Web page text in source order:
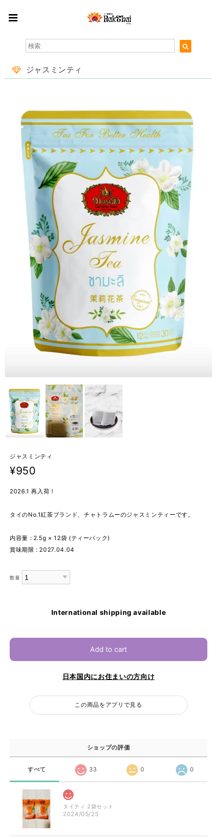
ジャスミンティ
ジャスミンティ
¥950
2026.1 再入荷！
タイのNo.1紅茶ブランド、チャトラムーのジャスミンティーです。
内容量 : 2.5g × 12袋 (ティーパック)
賞味期限 : 2027.04.04
数量
International shipping available
Add to cart
日本国内にお住まいの方向け
この商品をアプリで見る
ショップの評価
すべて 33 0 0
タイティ 2袋セット
2024/05/25